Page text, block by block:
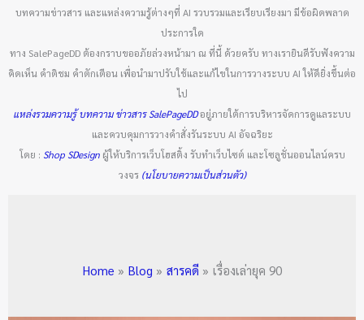
บทความข่าวสาร และแหล่งความรู้ต่างๆที่ AI รวบรวมและเรียบเรียงมา มีข้อผิดพลาด
ประการใด
ทาง SalePageDD ต้องกราบขออภัยล่วงหน้ามา ณ ที่นี้ ด้วยครับ ทางเรายินดีรับฟังความ
คิดเห็น คำติชม คำตักเตือน เพื่อนำมาปรับใช้และแก้ไขในการวางระบบ AI ให้ดียิ่งขึ้นต่อ
ไป
แหล่งรวมความรู้ บทความ ข่าวสาร SalePageDDอยู่ภายใต้การบริหารจัดการดูแลระบบ
และควบคุมการวางคำสั่งรันระบบ AI อัจฉริยะ
โดย : Shop SDesign ผู้ให้บริการเว็บโฮสติ้ง รับทำเว็บไซต์ และโซลูชั่นออนไลน์ครบ
วงจร(นโยบายความเป็นส่วนตัว)
Home Blog สารคดี เรื่องเล่ายุค 90